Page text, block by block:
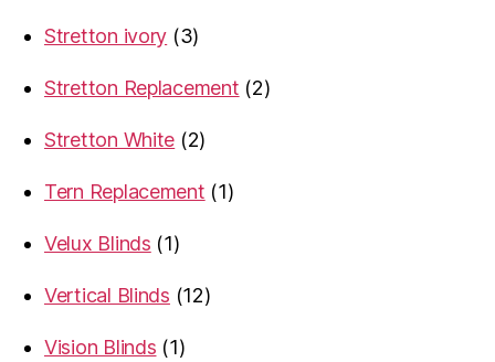
Stretton ivory
33
Stretton Replacement
22
Stretton White
22
Tern Replacement
11
Velux Blinds
11
Vertical Blinds
1212
Vision Blinds
11